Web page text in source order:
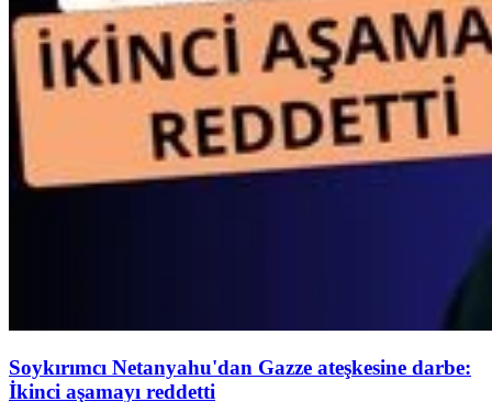
Soykırımcı Netanyahu'dan Gazze ateşkesine darbe:
İkinci aşamayı reddetti